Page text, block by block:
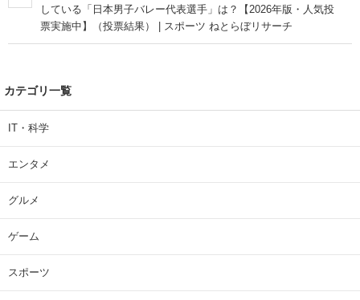
している「日本男子バレー代表選手」は？【2026年版・人気投
票実施中】（投票結果） | スポーツ ねとらぼリサーチ
カテゴリ一覧
IT・科学
エンタメ
グルメ
ゲーム
スポーツ